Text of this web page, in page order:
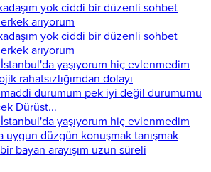
yok ciddi bir düzenli sohbet
arıyorum
yok ciddi bir düzenli sohbet
arıyorum
İstanbul'da yaşıyorum hiç evlenmedim
rahatsızlığımdan dolayı
maddi durumum pek iyi değil durumumu
Dürüst...
İstanbul'da yaşıyorum hiç evlenmedim
uygun düzgün konuşmak tanışmak
bayan arayışım uzun süreli